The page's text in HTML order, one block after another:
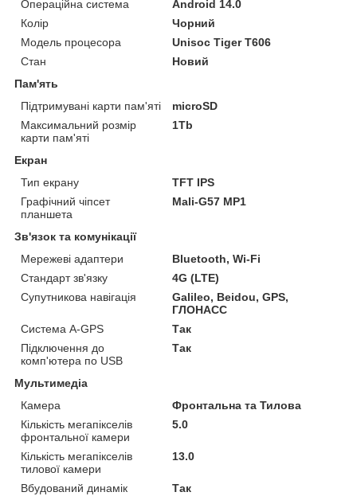
Операційна система
Android 14.0
Колір
Чорний
Модель процесора
Unisoc Tiger T606
Стан
Новий
Пам'ять
Підтримувані карти пам'яті
microSD
Максимальний розмір
карти пам'яті
1Tb
Екран
Тип екрану
TFT IPS
Графічний чіпсет
планшета
Mali-G57 MP1
Зв'язок та комунікації
Мережеві адаптери
Bluetooth, Wi-Fi
Стандарт зв'язку
4G (LTE)
Супутникова навігація
Galileo, Beidou, GPS,
ГЛОНАСС
Система A-GPS
Так
Підключення до
комп'ютера по USB
Так
Мультимедіа
Камера
Фронтальна та Тилова
Кількість мегапікселів
фронтальної камери
5.0
Кількість мегапікселів
тилової камери
13.0
Вбудований динамік
Так